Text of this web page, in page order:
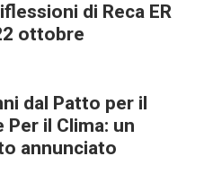
di Reca ER
ottobre
dal Patto per il
Per il Clima: un
annunciato